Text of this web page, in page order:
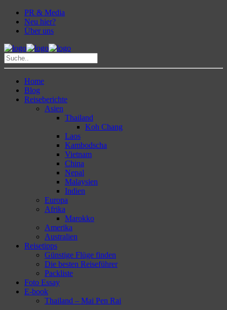
PR & Media
Neu hier?
Über uns
Home
Blog
Reiseberichte
Asien
Thailand
Koh Chang
Laos
Kambodscha
Vietnam
China
Nepal
Malaysien
Indien
Europa
Afrika
Marokko
Amerika
Australien
Reisetipps
Günstige Flüge finden
Die besten Reiseführer
Packliste
Foto Essay
E-book
Thailand – Mai Pen Rai